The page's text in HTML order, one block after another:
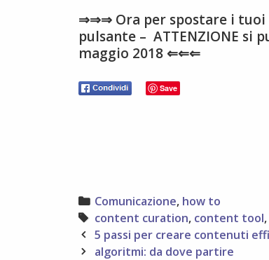
⇒⇒⇒ Ora per spostare i tuoi
pulsante – ATTENZIONE si
maggio 2018 ⇐⇐⇐
Save
Categories
Comunicazione, how to
Tags
content curation, content tool,
Post
navigation
5 passi per creare contenuti
algoritmi: da dove partire